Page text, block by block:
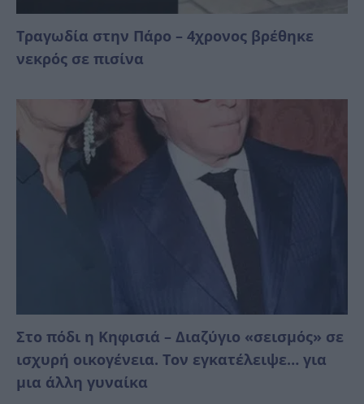
Τραγωδία στην Πάρο – 4χρονος βρέθηκε
νεκρός σε πισίνα
Στο πόδι η Κηφισιά – Διαζύγιο «σεισμός» σε
ισχυρή οικογένεια. Τον εγκατέλειψε… για
μια άλλη γυναίκα